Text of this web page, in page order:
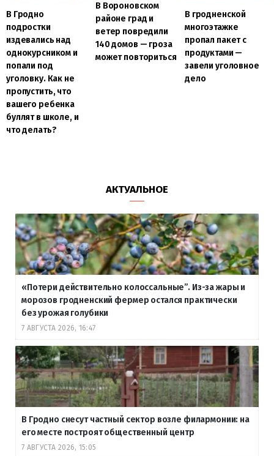
В Гродно
подростки
издевались над
однокурсником и
попали под
уголовку. Как не
пропустить, что
вашего ребенка
буллят в школе, и
что делать?
В Вороновском
районе град и
ветер повредили
140 домов — гроза
может повториться
В гродненской
многоэтажке
пропал пакет с
продуктами —
завели уголовное
дело
АКТУАЛЬНОЕ
«Потери действительно колоссальные”. Из-за жары и
морозов гродненский фермер остался практически
без урожая голубики
7 АВГУСТА 2026, 16:47
В Гродно снесут частный сектор возле филармонии: на
его месте построят общественный центр
7 АВГУСТА 2026, 15:05